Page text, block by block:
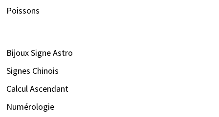
Poissons
Bijoux Signe Astro
Signes Chinois
Calcul Ascendant
Numérologie